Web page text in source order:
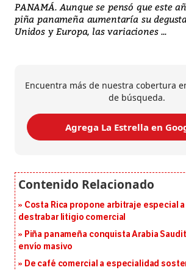
PANAMÁ. Aunque se pensó que este
piña panameña aumentaría su
Unidos y Europa, las variaciones ...
Encuentra más de nuestra cobertura
de búsqueda.
Agrega La Estrella en
Costa Rica propone arbitraje especial a
destrabar litigio comercial
Piña panameña conquista Arabia
envío masivo
De café comercial a especialidad